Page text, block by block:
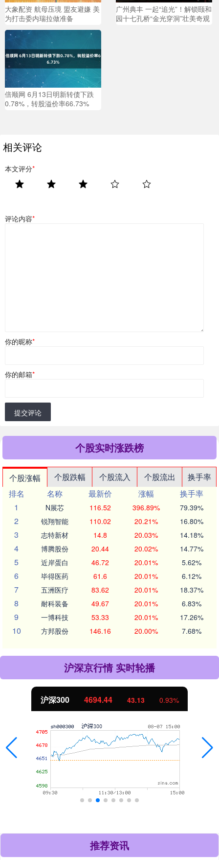
大象配资 航母压境 盟友避嫌 美
为打击委内瑞拉做准备
广州典丰 一起“追光”！解锁颐和
园十七孔桥“金光穿洞”壮美奇观
倍顺网 6月13日明新转债下跌
0.78%，转股溢价率66.73%
相关评论
本文评分*
评论内容*
你的昵称*
你的邮箱*
提交评论
个股实时涨跌榜
个股涨幅 个股跌幅 个股流入 个股流出
换手率
排名
名称 最新价 涨幅
换手率
1
N展芯 116.52 396.89% 79.39%
2 锐翔智能 110.02 20.21% 16.80%
3 志特新材 14.8 20.03% 14.18%
4 博腾股份 20.44 20.02% 14.77%
5 近岸蛋白 46.72 20.01% 5.62%
6 毕得医药 61.6 20.01% 6.12%
7 五洲医疗 83.62 20.01% 18.37%
8 耐科装备 49.67 20.01% 6.83%
9 一博科技 53.33 20.01% 17.26%
10 方邦股份 146.16 20.00% 7.68%
沪深京行情 实时轮播
沪深300 4694.44 43.13 0.93%
推荐资讯